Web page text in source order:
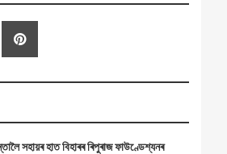
সহায়ৰ হাত বিহাৰৰ ৰিপুৰাজ ফাউণ্ডেশ্যনৰ